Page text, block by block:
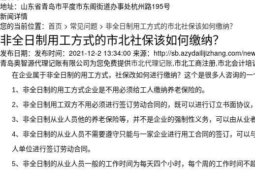
地址：山东省青岛市平度市东阁街道办事处杭州路195号
新闻详情
您的当前位置： 首页 > 常见问题 > 非全日制用工方式的市北社保该如何缴纳？
非全日制用工方式的市北社保该如何缴纳？
发布日期： 发布时间：2021-12-2 13:34:00 来源： http://sb.azydailijizhang.com/
青岛奥智源代理记账有限公司为您免费提供市北代理记账,市北工商注册,市北会计培
在企业属于非全日制的用工方式，社保改如何进行缴纳？这个是很多人咨询的一
1、非全日制的用工方式企业是不用必须给工人缴纳养老保险的。
2、非全日制用工双方不用必须进行签订劳动合同的，既可以进行订立书面协议
3、非全日制从业人员他的养老保险等，并不是企业的强制性义务，可以由从业
4、非全日制的从业人员不需要遵守只能与一家企业进行用工合同的签订，可以
人单位进行签订劳动合同。
5、非全日制的从业人员一般的工作时间为每天四个小时，每个周的工作时间不